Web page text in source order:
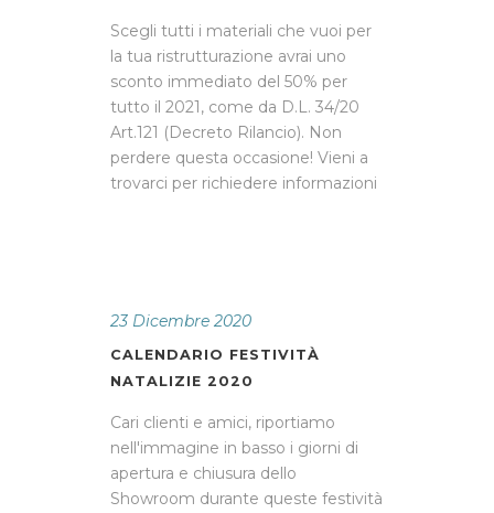
Scegli tutti i materiali che vuoi per
la tua ristrutturazione avrai uno
sconto immediato del 50% per
tutto il 2021, come da D.L. 34/20
Art.121 (Decreto Rilancio). Non
perdere questa occasione! Vieni a
trovarci per richiedere informazioni
23 Dicembre 2020
CALENDARIO FESTIVITÀ
NATALIZIE 2020
Cari clienti e amici, riportiamo
nell'immagine in basso i giorni di
apertura e chiusura dello
Showroom durante queste festività